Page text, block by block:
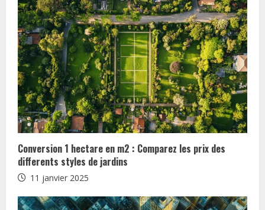
d
i
n
g
Conversion 1 hectare en m2 : Comparez les prix des
differents styles de jardins
11 janvier 2025